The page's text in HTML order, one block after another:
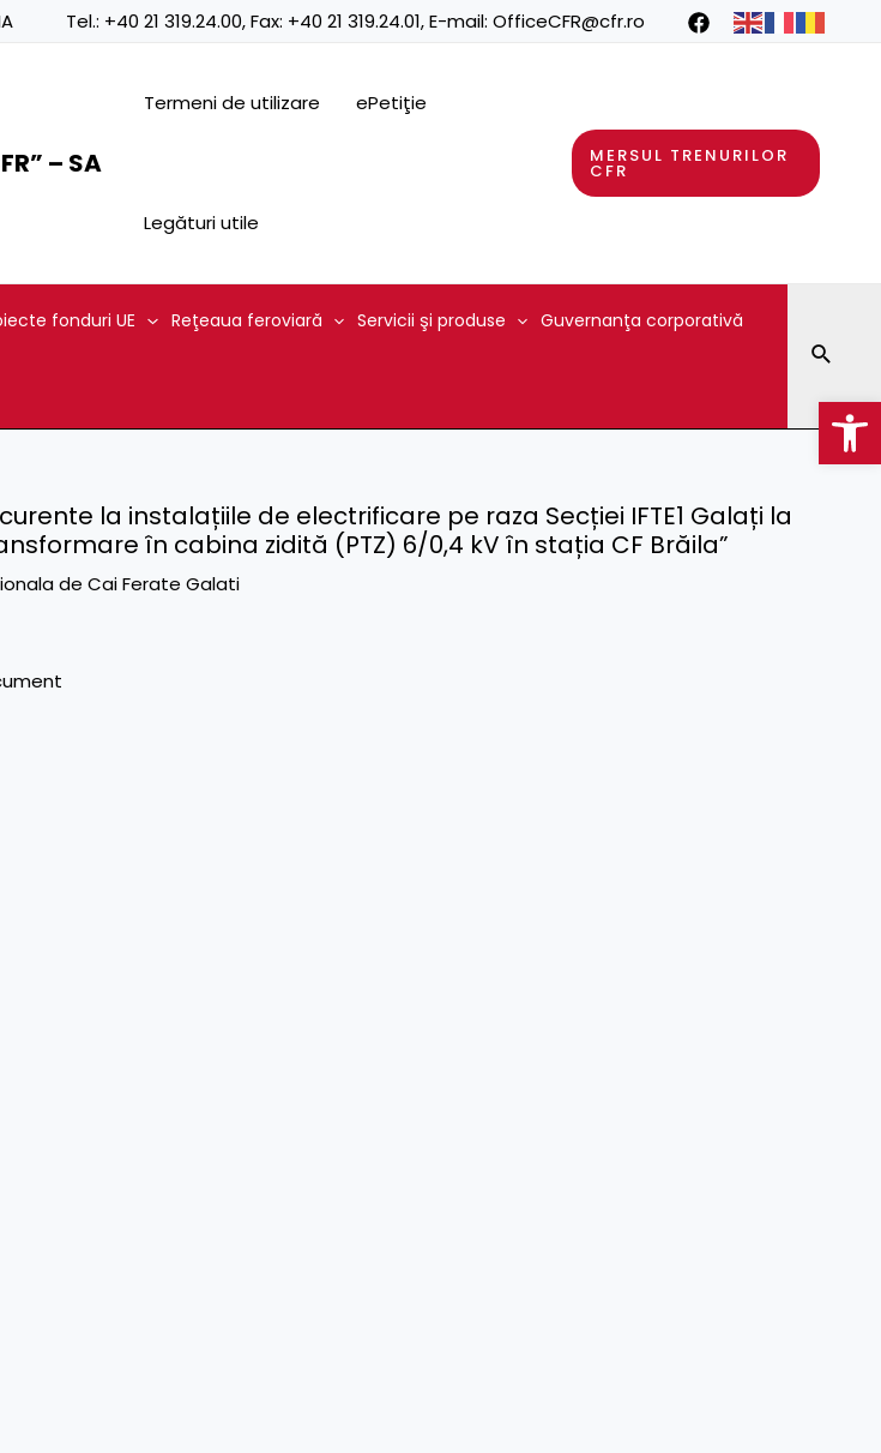
Tel.: +40 21 319.24.00, Fax: +40 21 319.24.01, E-mail: OfficeCFR@cfr.ro
– SA
Termeni de utilizare ePetiţie
Legături utile
MERSUL TRENURILOR
CFR
fonduri UE Reţeaua feroviară Servicii şi produse Guvernanţa corporativă
la instalațiile de electrificare pe raza Secției IFTE1 Galați la
în cabina zidită (PTZ) 6/0,4 kV în stația CF Brăila”
de Cai Ferate Galati